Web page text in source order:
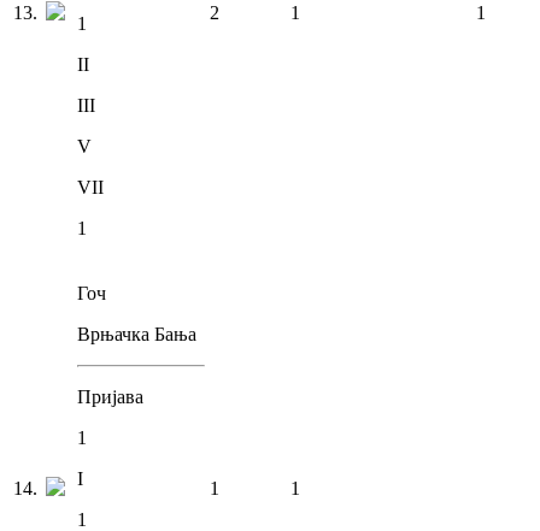
13.
1
II
III
V
VII
1
2 1 1
14.
Гоч
Врњачка Бања
Пријава
1
I
1
1 1